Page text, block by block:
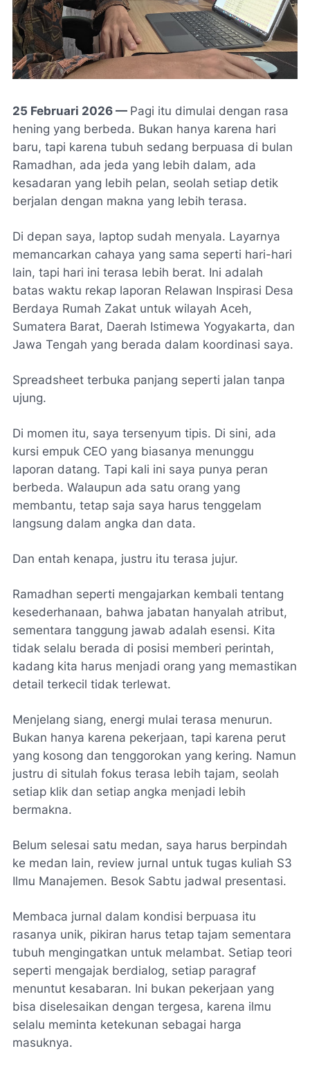
25 Februari 2026 — Pagi itu dimulai dengan rasa
hening yang berbeda. Bukan hanya karena hari
baru, tapi karena tubuh sedang berpuasa di bulan
Ramadhan, ada jeda yang lebih dalam, ada
kesadaran yang lebih pelan, seolah setiap detik
berjalan dengan makna yang lebih terasa.
Di depan saya, laptop sudah menyala. Layarnya
memancarkan cahaya yang sama seperti hari-hari
lain, tapi hari ini terasa lebih berat. Ini adalah
batas waktu rekap laporan Relawan Inspirasi Desa
Berdaya Rumah Zakat untuk wilayah Aceh,
Sumatera Barat, Daerah Istimewa Yogyakarta, dan
Jawa Tengah yang berada dalam koordinasi saya.
Spreadsheet terbuka panjang seperti jalan tanpa
ujung.
Di momen itu, saya tersenyum tipis. Di sini, ada
kursi empuk CEO yang biasanya menunggu
laporan datang. Tapi kali ini saya punya peran
berbeda. Walaupun ada satu orang yang
membantu, tetap saja saya harus tenggelam
langsung dalam angka dan data.
Dan entah kenapa, justru itu terasa jujur.
Ramadhan seperti mengajarkan kembali tentang
kesederhanaan, bahwa jabatan hanyalah atribut,
sementara tanggung jawab adalah esensi. Kita
tidak selalu berada di posisi memberi perintah,
kadang kita harus menjadi orang yang memastikan
detail terkecil tidak terlewat.
Menjelang siang, energi mulai terasa menurun.
Bukan hanya karena pekerjaan, tapi karena perut
yang kosong dan tenggorokan yang kering. Namun
justru di situlah fokus terasa lebih tajam, seolah
setiap klik dan setiap angka menjadi lebih
bermakna.
Belum selesai satu medan, saya harus berpindah
ke medan lain, review jurnal untuk tugas kuliah S3
Ilmu Manajemen. Besok Sabtu jadwal presentasi.
Membaca jurnal dalam kondisi berpuasa itu
rasanya unik, pikiran harus tetap tajam sementara
tubuh mengingatkan untuk melambat. Setiap teori
seperti mengajak berdialog, setiap paragraf
menuntut kesabaran. Ini bukan pekerjaan yang
bisa diselesaikan dengan tergesa, karena ilmu
selalu meminta ketekunan sebagai harga
masuknya.